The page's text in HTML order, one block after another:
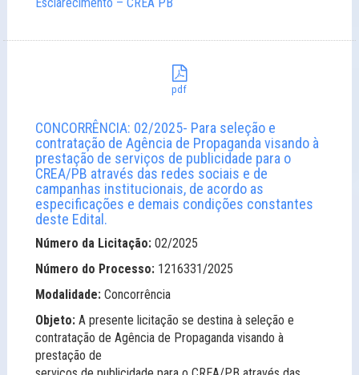
pdf
CONCORRÊNCIA: 02/2025- Para seleção e
contratação de Agência de Propaganda visando à
prestação de serviços de publicidade para o
CREA/PB através das redes sociais e de
campanhas institucionais, de acordo as
especificações e demais condições constantes
deste Edital.
Número da Licitação: 02/2025
Número do Processo: 1216331/2025
Modalidade: Concorrência
Objeto: A presente licitação se destina à seleção e
contratação de Agência de Propaganda visando à
prestação de